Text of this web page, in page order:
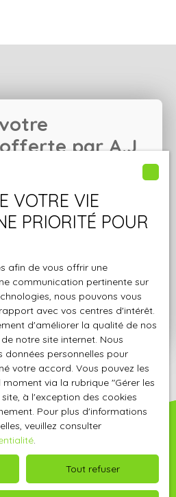
parA.J
nous vous offrons votre
à domicile. Demandez donc
attendre !
bien
mon bien
VOTRE VIE
PRIORITÉ POUR
afin de vous offrir une
communication pertinente sur
nous pouvons vous
avec vos centres d'intérêt.
d'améliorer la qualité de nos
notre site internet. Nous
données personnelles pour
votre accord. Vous pouvez les
via la rubrique ″Gérer les
à l'exception des cookies
Pour plus d'informations
veuillez consulter
.
Tout refuser